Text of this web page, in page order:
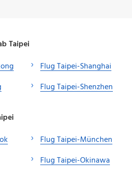
Taipei
Flug Taipei-Shanghai
Flug Taipei-Shenzhen
Flug Taipei-München
Flug Taipei-Okinawa